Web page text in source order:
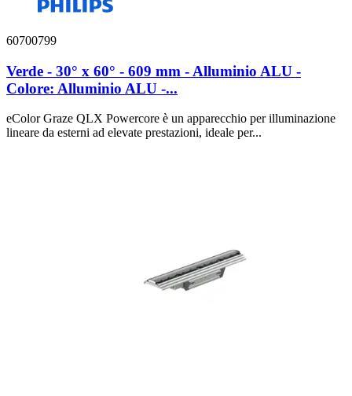
60700799
Verde - 30° x 60° - 609 mm - Alluminio ALU -
Colore: Alluminio ALU -...
eColor Graze QLX Powercore è un apparecchio per illuminazione
lineare da esterni ad elevate prestazioni, ideale per...